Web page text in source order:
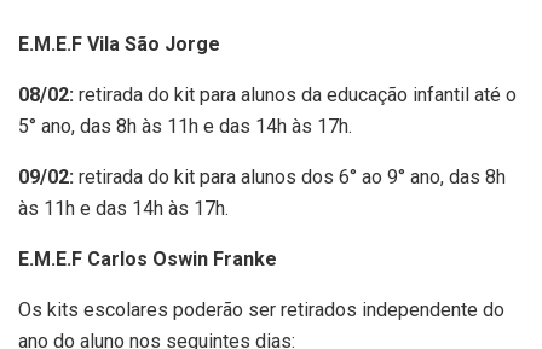
E.M.E.F Vila São Jorge
08/02: retirada do kit para alunos da educação infantil até o
5° ano, das 8h às 11h e das 14h às 17h.
09/02: retirada do kit para alunos dos 6° ao 9° ano, das 8h
às 11h e das 14h às 17h.
E.M.E.F Carlos Oswin Franke
Os kits escolares poderão ser retirados independente do
ano do aluno nos seguintes dias: